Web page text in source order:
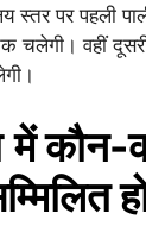
स्तर पर पहली
चलेगी। वहीं
में कौन-